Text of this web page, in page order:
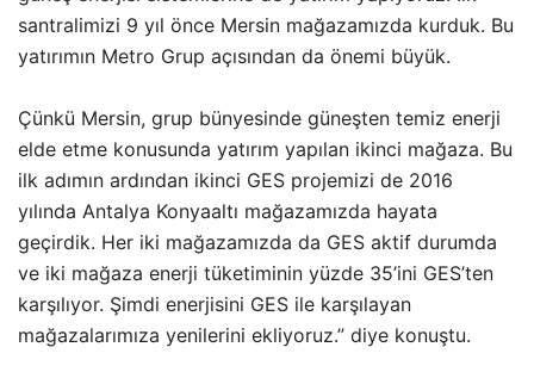
santralimizi 9 yıl önce Mersin mağazamızda kurduk. Bu
yatırımın Metro Grup açısından da önemi büyük.
Çünkü Mersin, grup bünyesinde güneşten temiz enerji
elde etme konusunda yatırım yapılan ikinci mağaza. Bu
ilk adımın ardından ikinci GES projemizi de 2016
yılında Antalya Konyaaltı mağazamızda hayata
geçirdik. Her iki mağazamızda da GES aktif durumda
ve iki mağaza enerji tüketiminin yüzde 35’ini GES’ten
karşılıyor. Şimdi enerjisini GES ile karşılayan
mağazalarımıza yenilerini ekliyoruz.” diye konuştu.